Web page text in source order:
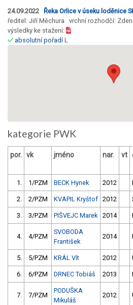
24.09.2022 Řeka Orlice v úseku loděnice
ředitel: Jiří Měchura vrchní rozhodčí:
výsledky ke stažení:
absolutní pořadíL
kategorie PWK
por. vk jméno nar. vt
1. 1/PZM BECK Hynek 2012
2. 2/PZM KVAPIL Kryštof 2012
3. 3/PZM PIŠVEJC Marek 2014
4. 4/PZM
SVOBODA
František
2014
5. 5/PZM KRÁL Vít 2012
6. 6/PZM DRNEC Tobiáš 2013
7. 7/PZM
PODUŠKA
Mikuláš
2012